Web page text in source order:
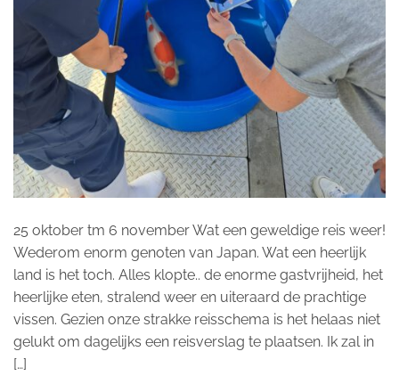
25 oktober tm 6 november Wat een geweldige reis weer!
Wederom enorm genoten van Japan. Wat een heerlijk
land is het toch. Alles klopte.. de enorme gastvrijheid, het
heerlijke eten, stralend weer en uiteraard de prachtige
vissen. Gezien onze strakke reisschema is het helaas niet
gelukt om dagelijks een reisverslag te plaatsen. Ik zal in
[…]